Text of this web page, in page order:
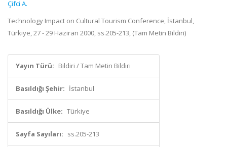
Çifci A.
Technology Impact on Cultural Tourism Conference, İstanbul,
Türkiye, 27 - 29 Haziran 2000, ss.205-213, (Tam Metin Bildiri)
Yayın Türü: Bildiri / Tam Metin Bildiri
Basıldığı Şehir: İstanbul
Basıldığı Ülke: Türkiye
Sayfa Sayıları: ss.205-213